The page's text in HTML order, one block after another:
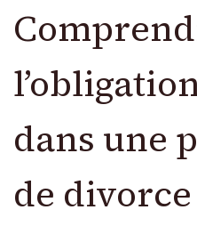
dans une
de divorce